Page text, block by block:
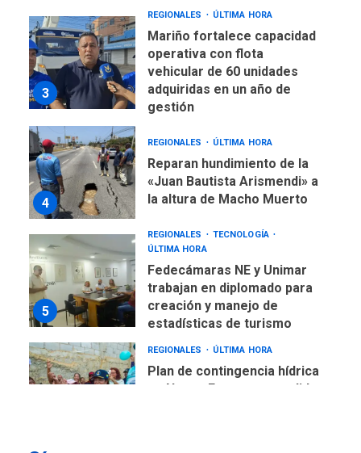
3
REGIONALES ÚLTIMA HORA
Mariño fortalece capacidad
operativa con flota
vehicular de 60 unidades
adquiridas en un año de
gestión
4
REGIONALES ÚLTIMA HORA
Reparan hundimiento de la
«Juan Bautista Arismendi» a
la altura de Macho Muerto
5
REGIONALES
TECNOLOGÍA
ÚLTIMA HORA
Fedecámaras NE y Unimar
trabajan en diplomado para
creación y manejo de
estadísticas de turismo
REGIONALES ÚLTIMA HORA
Plan de contingencia hídrica
en Nueva Esparta consolida